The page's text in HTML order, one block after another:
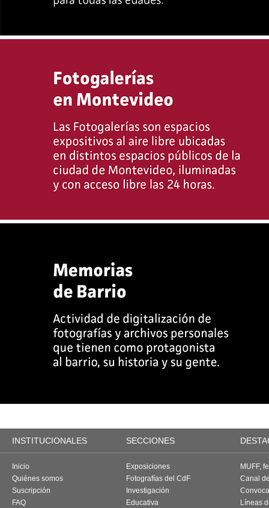
INSTITUCIONALES SECCIONES
Inicio
Quiénes somos
Suscripción
FAQ
Exposiciones
Fotografías del CdF
Investigación
Educativa
MUFF,
Canal
Líneas